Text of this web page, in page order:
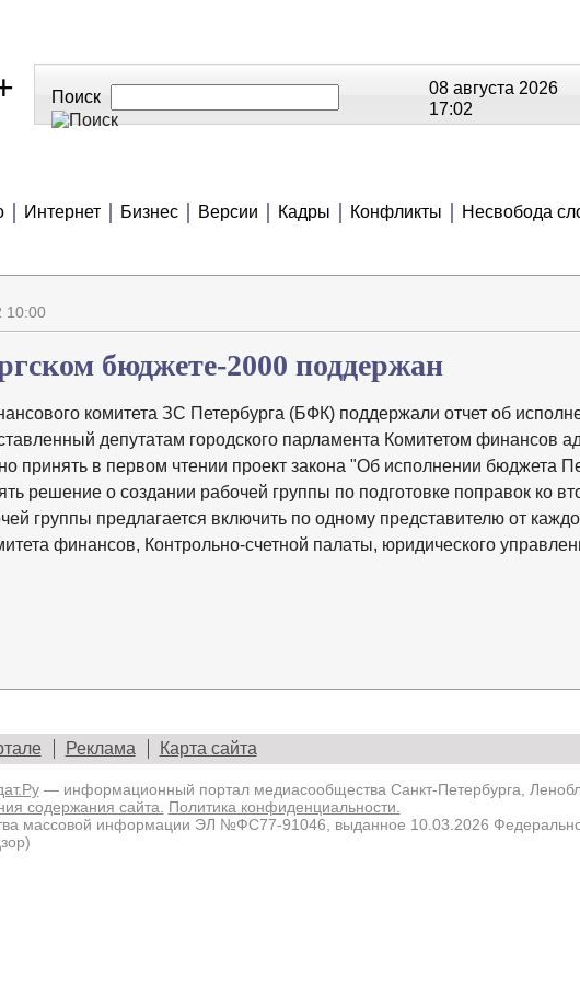
Поиск
08 августа 2026
17:02
Интернет Бизнес Версии Кадры Конфликты Несвобода
10:00
бюджете-2000 поддержан
комитета ЗС Петербурга (БФК) поддержали отчет об
депутатам городского парламента Комитетом финансов
принять в первом чтении проект закона "Об исполнении бюджета
решение о создании рабочей группы по подготовке поправок ко
группы предлагается включить по одному представителю от
финансов, Контрольно-счетной палаты, юридического
Реклама Карта сайта
— информационный портал медиасообщества Санкт-Петербурга,
содержания сайта.
Политика конфиденциальности.
массовой информации ЭЛ №ФС77-91046, выданное 10.03.2026